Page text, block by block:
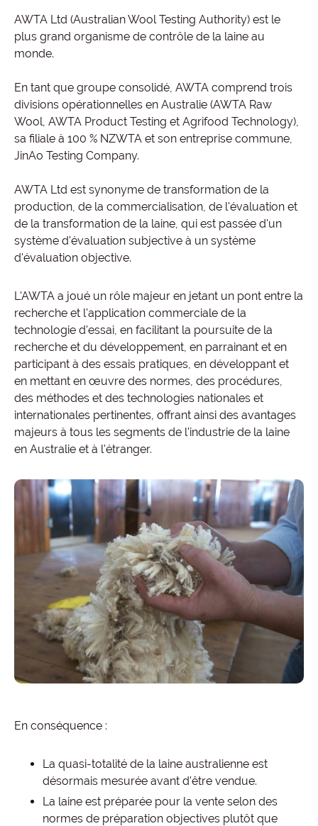
AWTA Ltd (Australian Wool Testing Authority) est le
plus grand organisme de contrôle de la laine au
monde.
En tant que groupe consolidé, AWTA comprend trois
divisions opérationnelles en Australie (AWTA Raw
Wool, AWTA Product Testing et Agrifood Technology),
sa filiale à 100 % NZWTA et son entreprise commune,
JinAo Testing Company.
AWTA Ltd est synonyme de transformation de la
production, de la commercialisation, de l'évaluation et
de la transformation de la laine, qui est passée d'un
système d'évaluation subjective à un système
d'évaluation objective.
L'AWTA a joué un rôle majeur en jetant un pont entre la
recherche et l'application commerciale de la
technologie d'essai, en facilitant la poursuite de la
recherche et du développement, en parrainant et en
participant à des essais pratiques, en développant et
en mettant en œuvre des normes, des procédures,
des méthodes et des technologies nationales et
internationales pertinentes, offrant ainsi des avantages
majeurs à tous les segments de l'industrie de la laine
en Australie et à l'étranger.
En conséquence :
La quasi-totalité de la laine australienne est
désormais mesurée avant d'être vendue.
La laine est préparée pour la vente selon des
normes de préparation objectives plutôt que